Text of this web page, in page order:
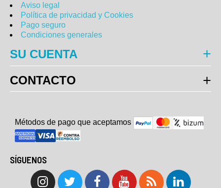
Aviso legal
Política de privacidad y Cookies
Pago seguro
Condiciones generales
SU CUENTA
CONTACTO
Métodos de pago que aceptamos
SÍGUENOS